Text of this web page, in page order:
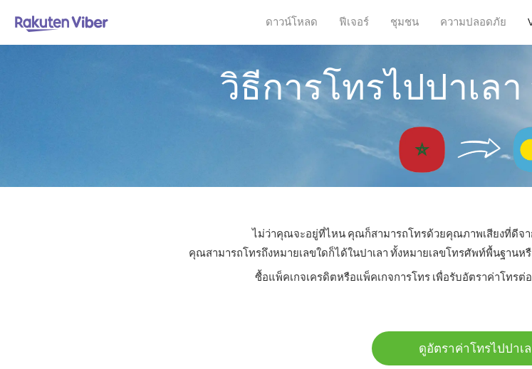
ดาวน์โหลด ฟีเจอร์ ชุมชน ความปลอดภัย
วิธีการโทรไปปาเล
ไม่ว่าคุณจะอยู่ที่ไหน คุณก็สามารถโทรด้วยคุณภาพเสียงที่ดีจา
คุณสามารถโทรถึงหมายเลขใดก็ได้ในปาเลา ทั้งหมายเลขโทรศัพท์พื้นฐานห
ซื้อแพ็คเกจเครดิตหรือแพ็คเกจการโทร เพื่อรับอัตราค่าโทร
ดูอัตราค่าโทรไปปาเ